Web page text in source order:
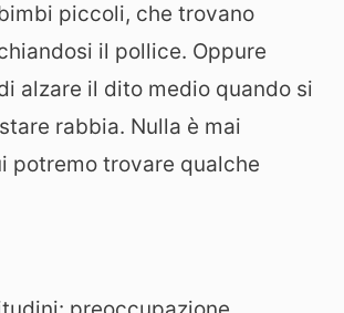
piccoli, che trovano
il pollice. Oppure
alzare il dito medio quando si
rabbia. Nulla è mai
potremo trovare qualche